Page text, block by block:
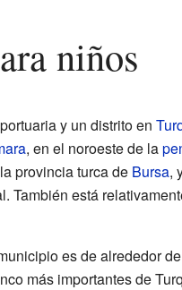
niños
y un distrito en
, en el noroeste de la
provincia turca de Bursa,
También está
es de alrededor
más importantes de